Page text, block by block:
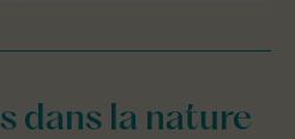
dans la nature